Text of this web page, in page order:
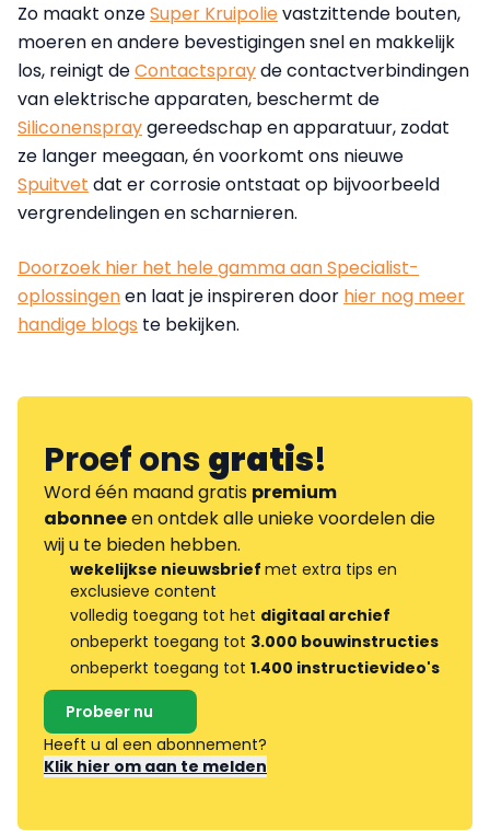
Zo maakt onzeSuper Kruipolievastzittende bouten,
moeren en andere bevestigingen snel en makkelijk
los, reinigt deContactsprayde contactverbindingen
van elektrische apparaten, beschermt de
Siliconenspraygereedschap en apparatuur, zodat
ze langer meegaan, én voorkomt ons nieuwe
Spuitvet dat er corrosie ontstaat op bijvoorbeeld
vergrendelingen en scharnieren.
Doorzoek hier het hele gamma aan Specialist-
oplossingenen laat je inspireren door hier nog meer
handige blogs te bekijken.
Proef onsgratis!
Word één maand gratis premium
abonneeen ontdek alle unieke voordelen die
wij u te bieden hebben.
wekelijkse nieuwsbrief met extra tips en
exclusieve content
volledig toegang tot het digitaal archief
onbeperkt toegang tot 3.000 bouwinstructies
onbeperkt toegang tot 1.400 instructievideo's
Probeer nu
Heeft u al een abonnement?
Klik hier om aan te melden